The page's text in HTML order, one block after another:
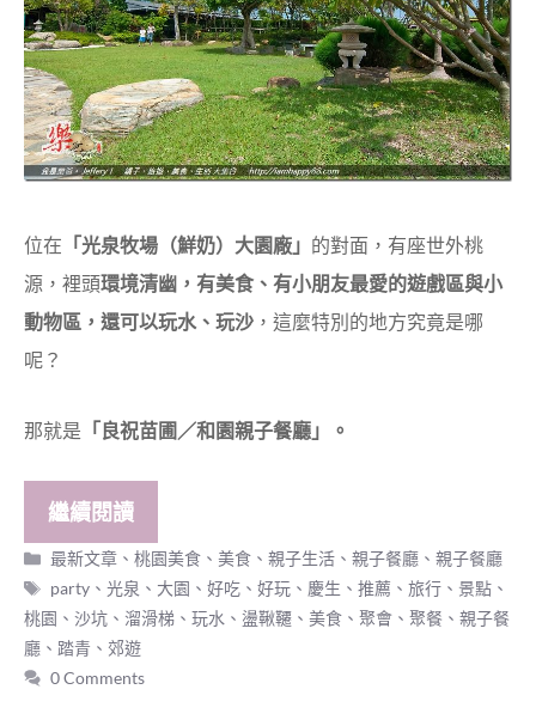
位在 「光泉牧場（鮮奶）大園廠」 的對面，有座世外桃
源，裡頭環境清幽，有美食、有小朋友最愛的遊戲區與小
動物區，還可以玩水、玩沙 ，這麼特別的地方究竟是哪
呢？
那就是 「良祝苗圃／和園親子餐廳」。
繼續閱讀
分
最新文章 、桃園美食 、美食 、親子生活 、親子餐廳 、親子餐廳
標
籤
party 、光泉 、 大園 、好吃 、好玩 、 慶生 、推薦 、旅行 、 景點 、
桃園 、 沙坑 、 溜滑梯 、 玩水 、 盪鞦韆 、 美食 、 聚會 、 聚餐 、 親子餐
廳 、 踏青 、 郊遊
0 Comments